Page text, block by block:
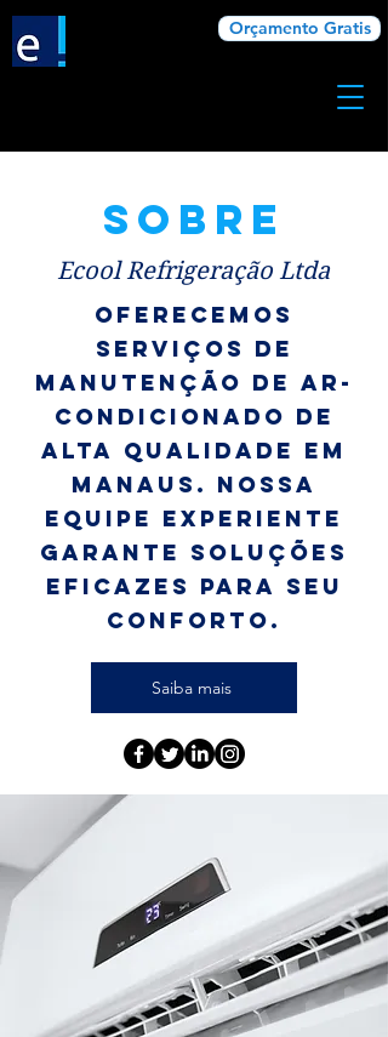
Orçamento Gratis
Sobre
Ecool Refrigeração Ltda
Oferecemos
serviços de
manutenção de ar-
condicionado de
alta qualidade em
Manaus. Nossa
equipe experiente
garante soluções
eficazes para seu
conforto.
Saiba mais